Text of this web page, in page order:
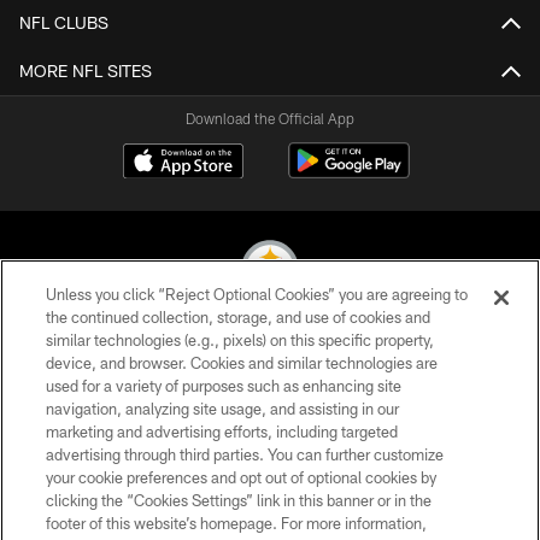
NFL CLUBS
MORE NFL SITES
Download the Official App
© 2026 Pittsburgh Steelers. All Rights Reserved
PRIVACY POLICY
TERMS OF USE
ACCESSIBILITY
CONTACT US
Unless you click “Reject Optional Cookies” you are agreeing to
the continued collection, storage, and use of cookies and
similar technologies (e.g., pixels) on this specific property,
device, and browser. Cookies and similar technologies are
used for a variety of purposes such as enhancing site
navigation, analyzing site usage, and assisting in our
marketing and advertising efforts, including targeted
advertising through third parties. You can further customize
your cookie preferences and opt out of optional cookies by
clicking the “Cookies Settings” link in this banner or in the
footer of this website’s homepage. For more information,